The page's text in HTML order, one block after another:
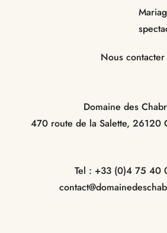
Nous contacter
Domaine des
470 route de la Salette, 26120
Tel : +33 (0)4 75 40